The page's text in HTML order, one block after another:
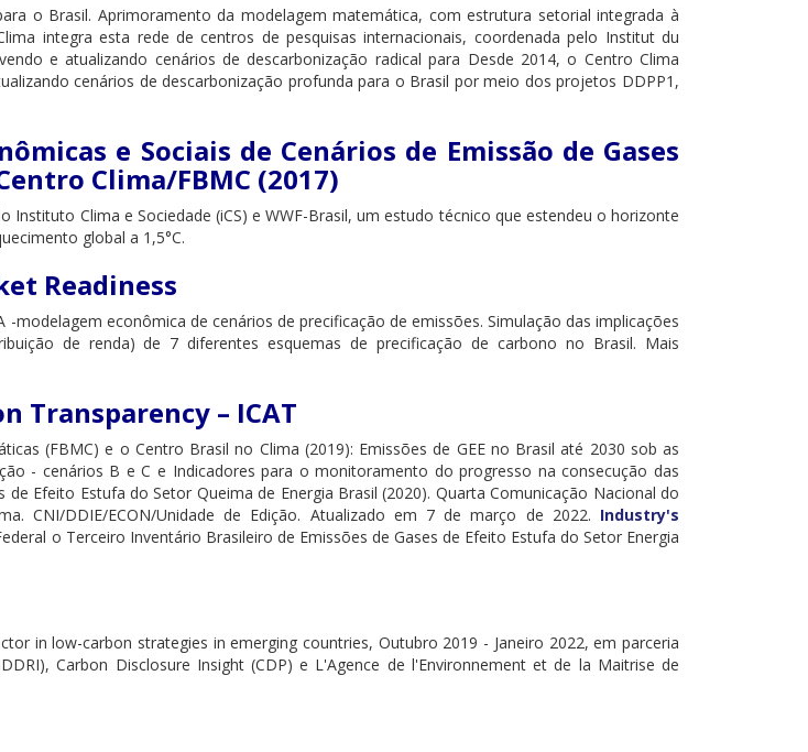
o Brasil. Aprimoramento da modelagem matemática, com estrutura setorial integrada à
integra esta rede de centros de pesquisas internacionais, coordenada pelo Institut du
e atualizando cenários de descarbonização radical para Desde 2014, o Centro Clima
cenários de descarbonização profunda para o Brasil por meio dos projetos DDPP1,
e Sociais de Cenários de Emissão de Gases
Clima/FBMC (2017)
Instituto Clima e Sociedade (iCS) e WWF-Brasil, um estudo técnico que estendeu o horizonte
global a 1,5°C.
Readiness
modelagem econômica de cenários de precificação de emissões. Simulação das implicações
de renda) de 7 diferentes esquemas de precificação de carbono no Brasil. Mais
Transparency – ICAT
(FBMC) e o Centro Brasil no Clima (2019): Emissões de GEE no Brasil até 2030 sob as
- cenários B e C e Indicadores para o monitoramento do progresso na consecução das
Efeito Estufa do Setor Queima de Energia Brasil (2020). Quarta Comunicação Nacional do
CNI/DDIE/ECON/Unidade de Edição. Atualizado em 7 de março de 2022. Industry's
o Terceiro Inventário Brasileiro de Emissões de Gases de Efeito Estufa do Setor Energia
in low-carbon strategies in emerging countries, Outubro 2019 - Janeiro 2022, em parceria
Carbon Disclosure Insight (CDP) e L'Agence de l'Environnement et de la Maitrise de